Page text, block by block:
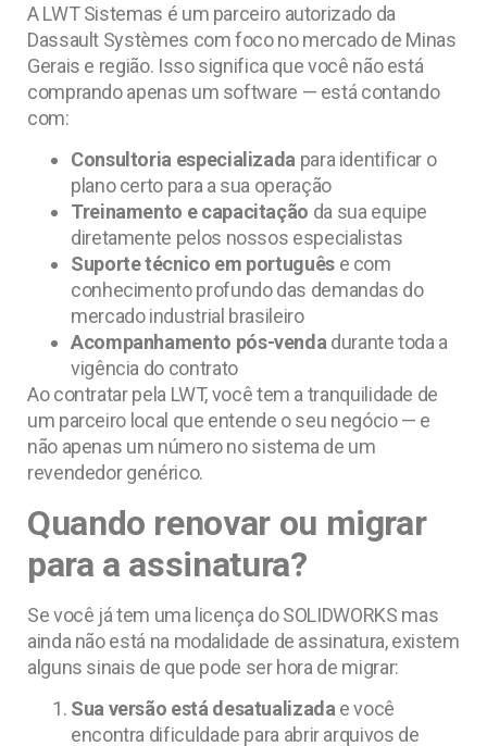
A LWT Sistemas é um parceiro autorizado da
Dassault Systèmes com foco no mercado de Minas
Gerais e região. Isso significa que você não está
comprando apenas um software — está contando
com:
Consultoria especializada para identificar o
plano certo para a sua operação
Treinamento e capacitação da sua equipe
diretamente pelos nossos especialistas
Suporte técnico em portuguêse com
conhecimento profundo das demandas do
mercado industrial brasileiro
Acompanhamento pós-vendadurante toda a
vigência do contrato
Ao contratar pela LWT, você tem a tranquilidade de
um parceiro local que entende o seu negócio — e
não apenas um número no sistema de um
revendedor genérico.
Quando renovar ou migrar
para a assinatura?
Se você já tem uma licença do SOLIDWORKS mas
ainda não está na modalidade de assinatura, existem
alguns sinais de que pode ser hora de migrar:
Sua versão está desatualizada e você
encontra dificuldade para abrir arquivos de